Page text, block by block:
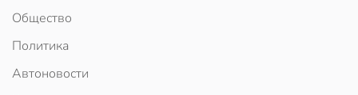
Общество
Политика
Автоновости